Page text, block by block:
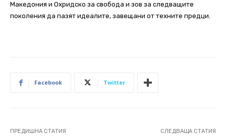
Македония и Охридско за свобода и зов за следващите
поколения да пазят идеалите, завещани от техните предци.
Facebook Twitter
ПРЕДИШНА СТАТИЯ СЛЕДВАЩА СТАТИЯ